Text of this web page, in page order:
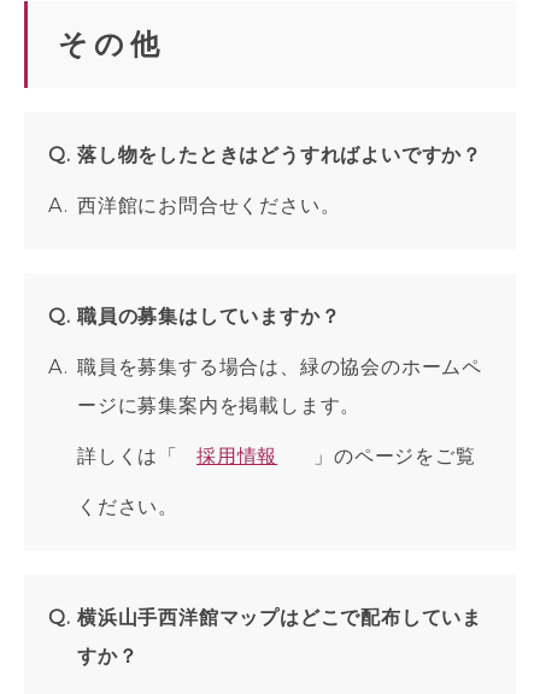
その他
落し物をしたときはどうすればよいですか？
西洋館にお問合せください。
職員の募集はしていますか？
職員を募集する場合は、緑の協会のホームペ
ージに募集案内を掲載します。
詳しくは「 採用情報 」のページをご覧
ください。
横浜山手西洋館マップはどこで配布していま
すか？